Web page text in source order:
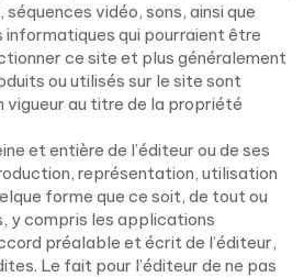
séquences vidéo, sons, ainsi que
qui pourraient être
ce site et plus généralement
ou utilisés sur le site sont
vigueur au titre de la propriété
et entière de l’éditeur ou de ses
représentation, utilisation
forme que ce soit, de tout ou
y compris les applications
préalable et écrit de l’éditeur,
Le fait pour l’éditeur de ne pas